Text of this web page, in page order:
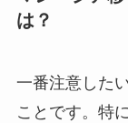
は？
一番注意した
ことです。特